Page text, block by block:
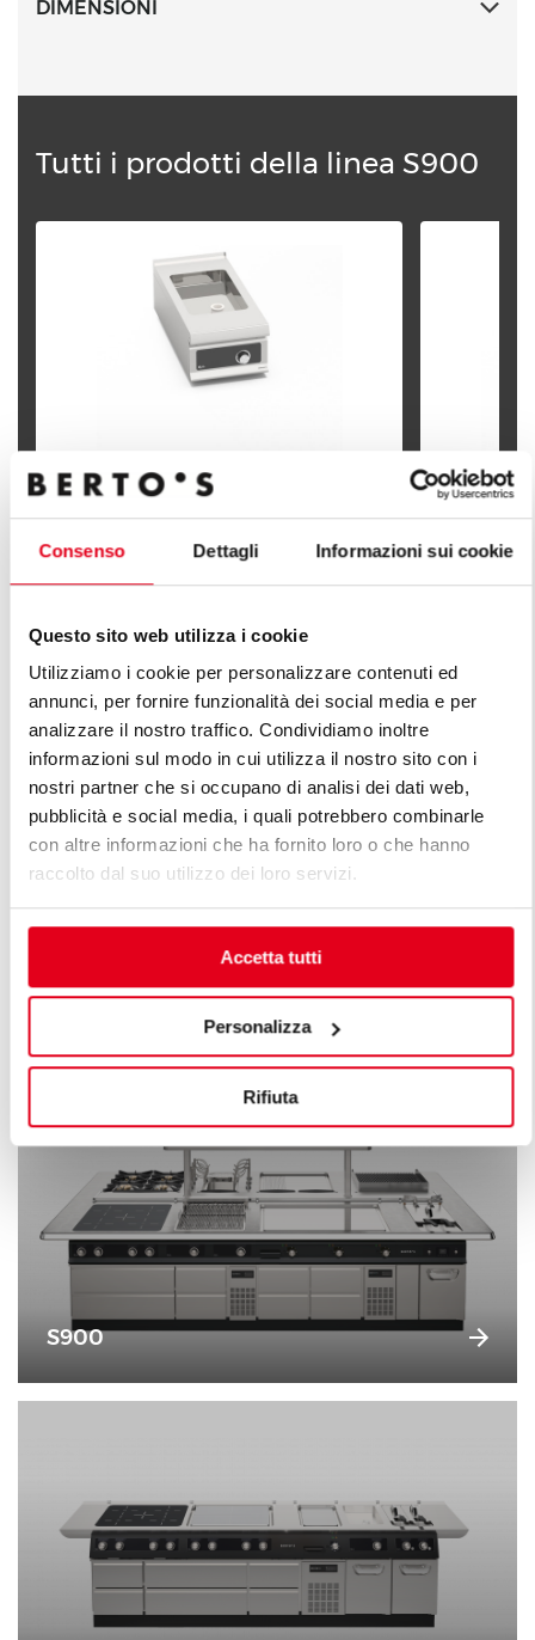
Consenso Dettagli Informazioni sui cookie
Questo sito web utilizza i cookie
Utilizziamo i cookie per personalizzare contenuti ed
annunci, per fornire funzionalità dei social media e per
analizzare il nostro traffico. Condividiamo inoltre
informazioni sul modo in cui utilizza il nostro sito con i
nostri partner che si occupano di analisi dei dati web,
pubblicità e social media, i quali potrebbero combinarle
con altre informazioni che ha fornito loro o che hanno
raccolto dal suo utilizzo dei loro servizi.
Accetta tutti
Personalizza
Rifiuta
DIMENSIONI
Tutti i prodotti della linea S900
MULTIFUNZIONE - COMANDI BFLEX
SCOPRI TUTTE LE LINEE DI LINEA
PREMIUM
Le linee Premium sono la risposta alle diversificate
esigenze dei professionisti. Una cucina modulare
Premium è progettata pensando alle esigenze
specifiche del cliente, mantenendo elevati standard di
funzionalità, efficienza energetica, sicurezza e
tecnologia, uniti a linee di ricercata bellezza.
S900